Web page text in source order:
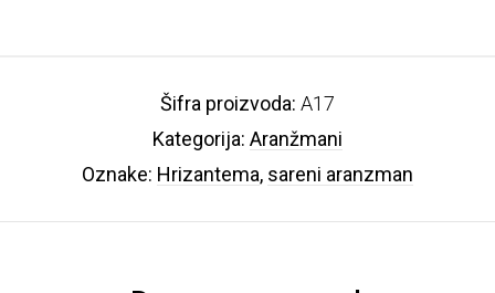
Šifra proizvoda: A17
Kategorija: Aranžmani
Oznake: Hrizantema, sareni aranzman